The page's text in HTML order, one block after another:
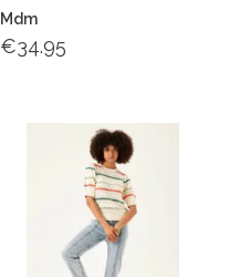
Mdm
€34.95